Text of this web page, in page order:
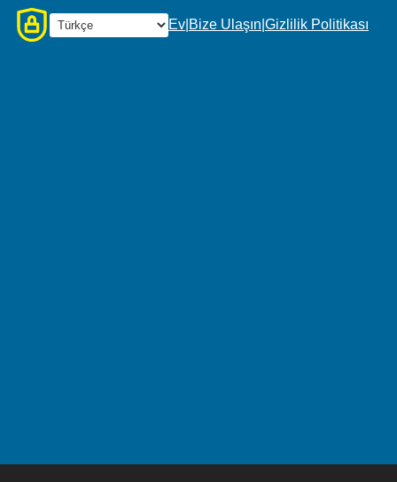
Ev Bize Ulaşın Gizlilik Politikası